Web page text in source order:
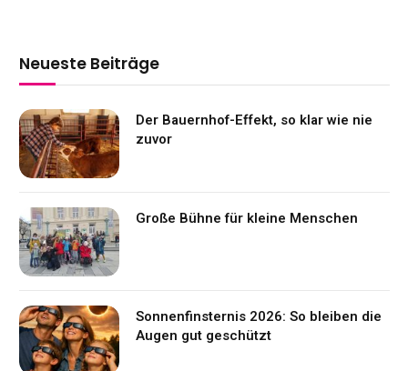
Neueste Beiträge
Der Bauernhof-Effekt, so klar wie nie
zuvor
Große Bühne für kleine Menschen
Sonnenfinsternis 2026: So bleiben die
Augen gut geschützt